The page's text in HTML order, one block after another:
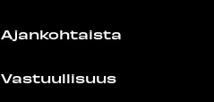
Ajankohtaista
Vastuullisuus